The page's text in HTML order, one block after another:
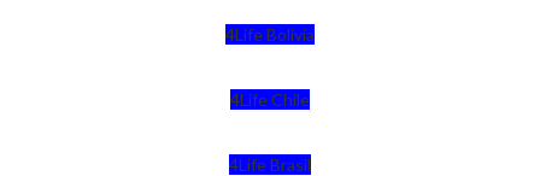
4Life Bolivia
4Life Chile
4Life Brasil